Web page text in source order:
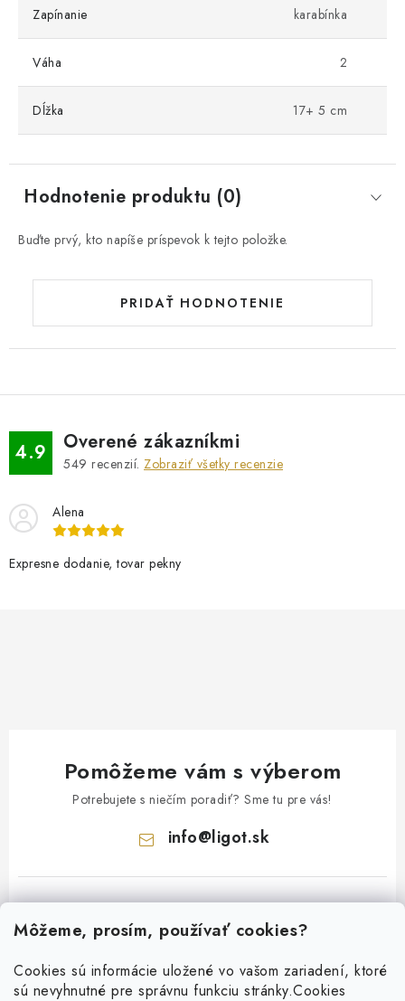
Môžeme, prosím, používať cookies?
Cookies sú informácie uložené vo vašom zariadení, ktoré
sú nevyhnutné pre správnu funkciu stránky.Cookies
Zapínanie karabínka
Váha 2
Dĺžka 17+ 5 cm
Hodnotenie produktu (0)
Buďte prvý, kto napíše príspevok k tejto položke.
PRIDAŤ HODNOTENIE
4.9 Overené zákazníkmi
549 recenzií. Zobraziť všetky recenzie
Alena
Expresne dodanie, tovar pekny
Pomôžeme vám s výberom
Potrebujete s niečím poradiť? Sme tu pre vás!
info@ligot.sk